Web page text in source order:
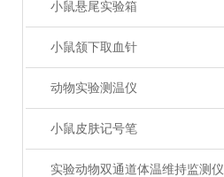
小鼠悬尾实验箱
小鼠颔下取血针
动物实验测温仪
小鼠皮肤记号笔
实验动物双通道体温维持监测仪